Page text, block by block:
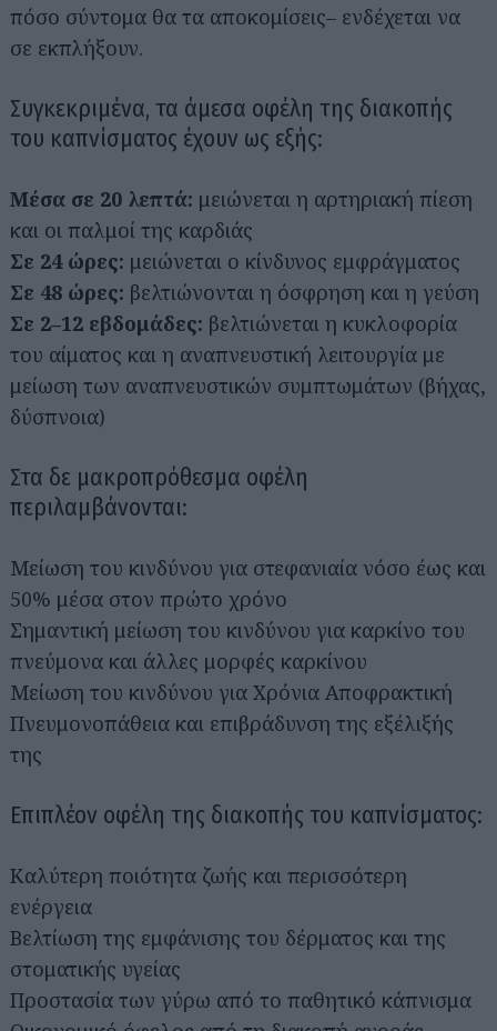
πόσο σύντομα θα τα αποκομίσεις– ενδέχεται να
σε εκπλήξουν.
Συγκεκριμένα, τα άμεσα οφέλη της διακοπής
του καπνίσματος έχουν ως εξής:
Μέσα σε 20 λεπτά: μειώνεται η αρτηριακή πίεση
και οι παλμοί της καρδιάς
Σε 24 ώρες: μειώνεται ο κίνδυνος εμφράγματος
Σε 48 ώρες: βελτιώνονται η όσφρηση και η γεύση
Σε 2–12 εβδομάδες: βελτιώνεται η κυκλοφορία
του αίματος και η αναπνευστική λειτουργία με
μείωση των αναπνευστικών συμπτωμάτων (βήχας,
δύσπνοια)
Στα δε μακροπρόθεσμα οφέλη
περιλαμβάνονται:
Μείωση του κινδύνου για στεφανιαία νόσο έως και
50% μέσα στον πρώτο χρόνο
Σημαντική μείωση του κινδύνου για καρκίνο του
πνεύμονα και άλλες μορφές καρκίνου
Μείωση του κινδύνου για Χρόνια Αποφρακτική
Πνευμονοπάθεια και επιβράδυνση της εξέλιξής
της
Επιπλέον οφέλη της διακοπής του καπνίσματος:
Καλύτερη ποιότητα ζωής και περισσότερη
ενέργεια
Βελτίωση της εμφάνισης του δέρματος και της
στοματικής υγείας
Προστασία των γύρω από το παθητικό κάπνισμα